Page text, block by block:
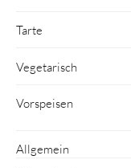
Tarte
Vegetarisch
Vorspeisen
Allgemein